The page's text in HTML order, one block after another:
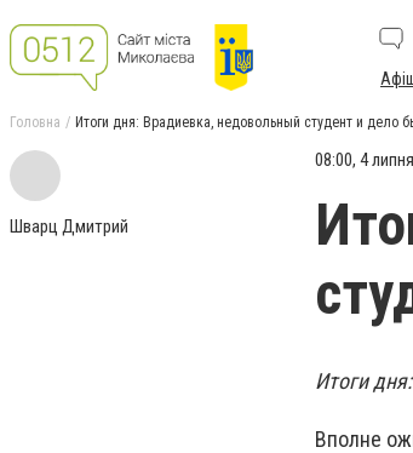
Головна Итоги дня: Врадиевка, недовольный студент и дело
Шварц Дмитрий
08:00, 4
Итоги
Вполне